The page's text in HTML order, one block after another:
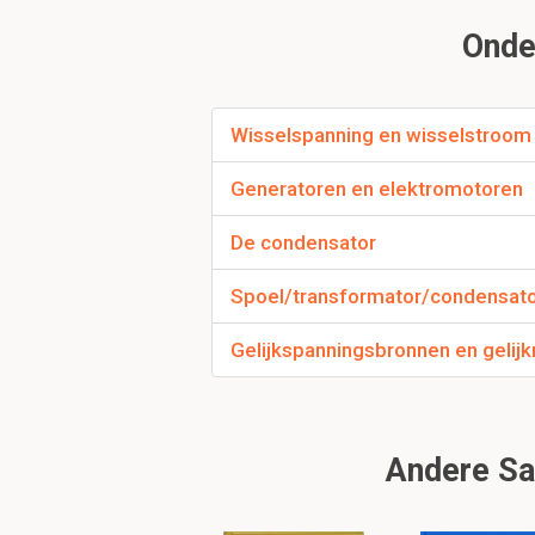
Word een
aparaat?
In serie
Vermogen in watt.
Wisselspanning en wisselstroom
Generatoren en elektromotoren
De condensator
Spoel/transformator/
Gelijkspanningsbronnen en
Andere